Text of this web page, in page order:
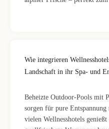
Wie integrieren
Landschaft in ihr Spa- und
Beheizte Outdoor-Pools mit
sorgen für pure
vielen Wellnesshotels